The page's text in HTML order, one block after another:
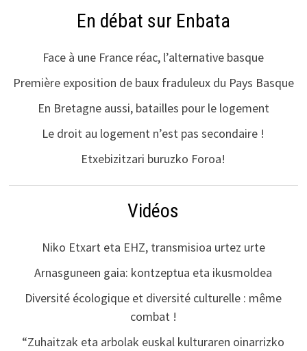
En débat sur Enbata
Face à une France réac, l’alternative basque
Première exposition de baux fraduleux du Pays Basque
En Bretagne aussi, batailles pour le logement
Le droit au logement n’est pas secondaire !
Etxebizitzari buruzko Foroa!
Vidéos
Niko Etxart eta EHZ, transmisioa urtez urte
Arnasguneen gaia: kontzeptua eta ikusmoldea
Diversité écologique et diversité culturelle : même
combat !
“Zuhaitzak eta arbolak euskal kulturaren oinarrizko